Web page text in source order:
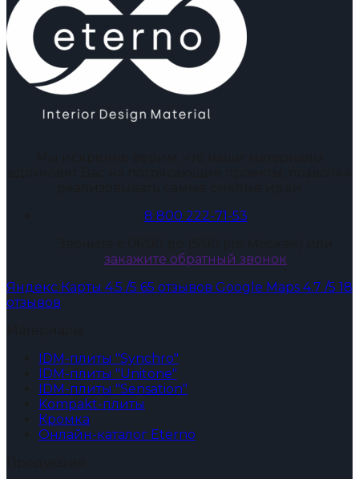
8 800 222-71-53
закажите обратный звонок
Яндекс Карты 4.5 /5 65 отзывов Google Maps 4.7 /5 18
отзывов
IDM-плиты "Synchro"
IDM-плиты "Unitone"
IDM-плиты "Sensation"
Kompakt-плиты
Кромка
Онлайн-каталог Eterno